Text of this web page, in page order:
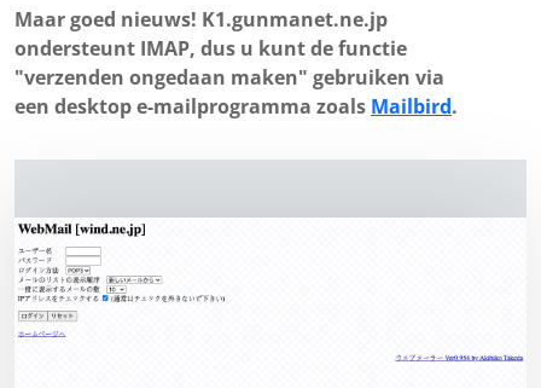
Maar goed nieuws! K1.gunmanet.ne.jp
ondersteunt IMAP, dus u kunt de functie
"verzenden ongedaan maken" gebruiken via
een desktop e-mailprogramma zoals Mailbird.